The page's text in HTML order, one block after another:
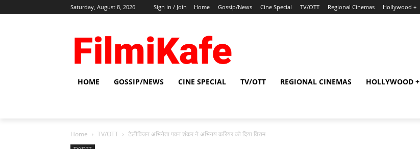
Saturday, August 8, 2026 Sign in / Join Home Gossip/News Cine Special TV/OTT Regional Cinemas Hollywood +
HOME GOSSIP/NEWS CINE SPECIAL TV/OTT REGIONAL CINEMAS HOLLYWOOD +
Home TV/OTT टेलीविजन अभिनेता पवन शंकर ने अभिनय करियर को दिया विराम